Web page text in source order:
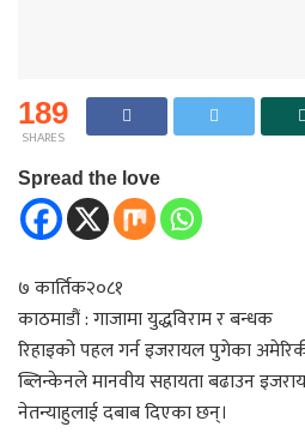
189
SHARES
Spread the love
७ कार्तिक२०८१
काठमाडौं : गाजामा युद्धविराम र बन्धक
रिहाइको पहल गर्न इजरायल पुगेका
ब्लिन्केनले मानवीय सहायता बढाउन
नेतन्याहुलाई दबाब दिएका छन्।